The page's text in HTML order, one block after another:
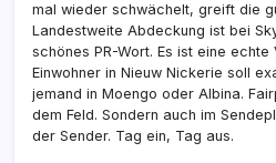
mal wieder schwächelt, greift die
Landestweite Abdeckung ist bei
schönes PR-Wort. Es ist eine
Einwohner in Nieuw Nickerie soll
jemand in Moengo oder Albina.
dem Feld. Sondern auch im
der Sender. Tag ein, Tag aus.